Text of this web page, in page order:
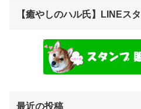
【癒やしのハル氏】LINEス
最近の投稿